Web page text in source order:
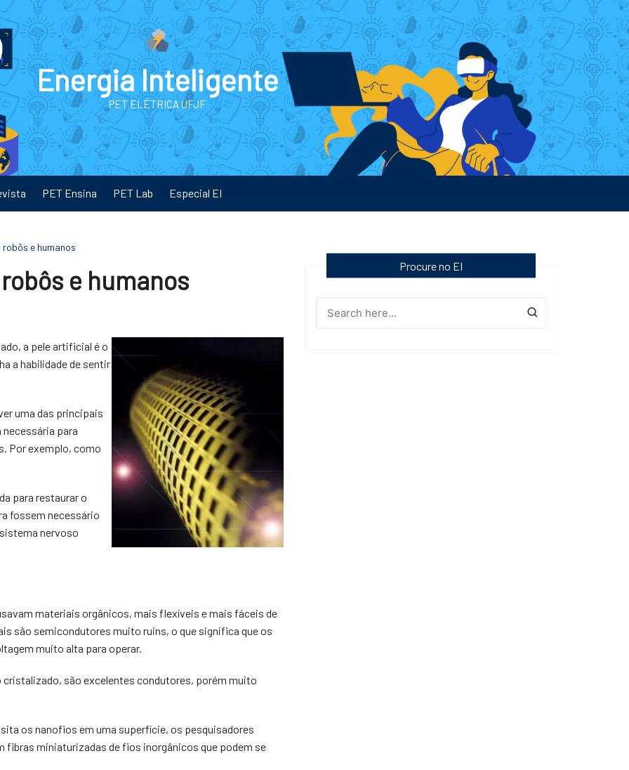
Energia Inteligente
PET ELÉTRICA UFJF
PET Ensina PET Lab Especial EI
e humanos
e humanos
a pele artificial é o
a habilidade de sentir
uma das principais
para
Por exemplo, como
para restaurar o
fossem necessário
nervoso
materiais orgânicos, mais flexíveis e mais fáceis de
são semicondutores muito ruins, o que significa que os
muito alta para operar.
são excelentes condutores, porém muito
os nanofios em uma superfície, os pesquisadores
fibras miniaturizadas de fios inorgânicos que podem se
Procure no EI